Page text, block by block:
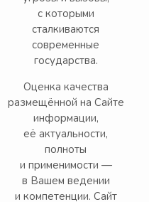
с которыми
сталкиваются
современные
государства.
Оценка качества
размещённой на Сайте
информации,
её актуальности,
полноты
и применимости —
в Вашем ведении
и компетенции. Сайт